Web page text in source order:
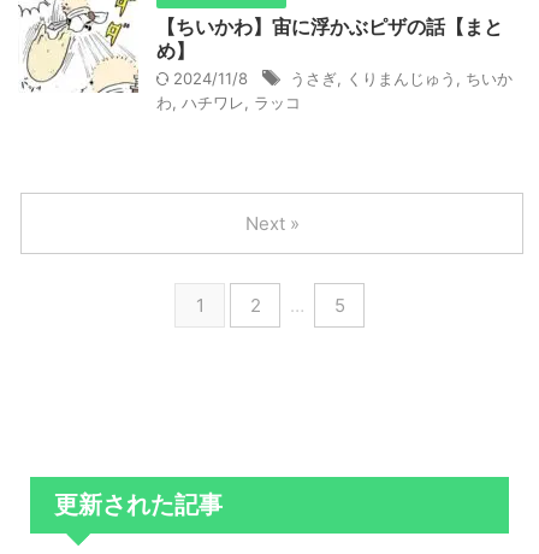
【ちいかわ】宙に浮かぶピザの話【まと
め】
2024/11/8 うさぎ くりまんじゅう
ちいか
わ ハチワレ ラッコ
1 2 … 5
Next »
更新された記事